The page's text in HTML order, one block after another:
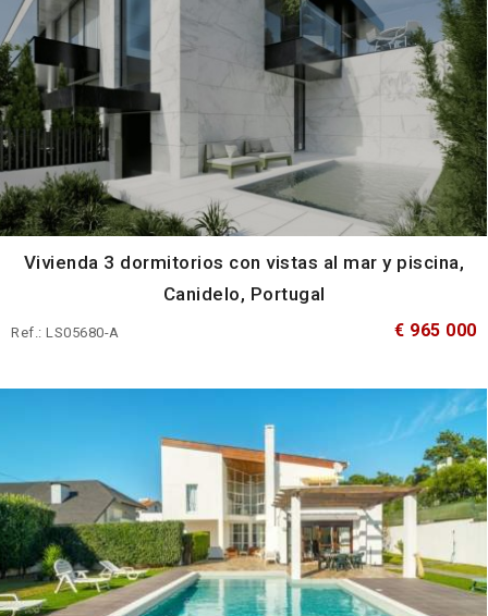
Vivienda 3 dormitorios con vistas al mar y piscina,
Canidelo, Portugal
Ref.: LS05680-A € 965 000